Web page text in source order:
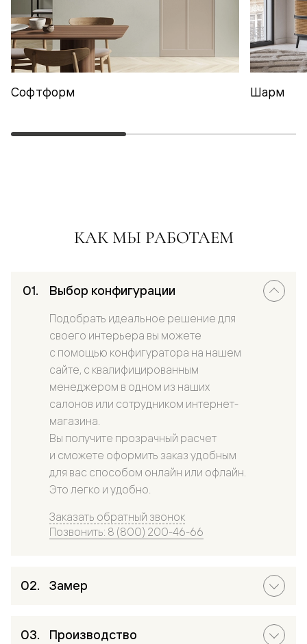
Софтформ Шарм
КАК МЫ РАБОТАЕМ
Выбор конфигурации
Подобрать идеальное решение для
своего интерьера вы можете
с помощью конфигуратора на нашем
сайте, с квалифицированным
менеджером в одном из наших
салонов или сотрудником интернет-
магазина.
Вы получите прозрачный расчет
и сможете оформить заказ удобным
для вас способом онлайн или офлайн.
Это легко и удобно.
Заказать обратный звонок
Позвонить: 8 (800) 200-46-66
Замер
Производство